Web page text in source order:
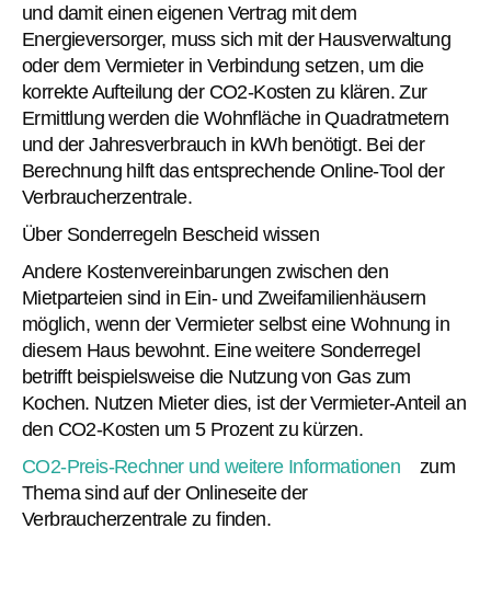
und damit einen eigenen Vertrag mit dem
Energieversorger, muss sich mit der Hausverwaltung
oder dem Vermieter in Verbindung setzen, um die
korrekte Aufteilung der CO2-Kosten zu klären. Zur
Ermittlung werden die Wohnfläche in Quadratmetern
und der Jahresverbrauch in kWh benötigt. Bei der
Berechnung hilft das entsprechende Online-Tool der
Verbraucherzentrale.
Über Sonderregeln Bescheid wissen
Andere Kostenvereinbarungen zwischen den
Mietparteien sind in Ein- und Zweifamilienhäusern
möglich, wenn der Vermieter selbst eine Wohnung in
diesem Haus bewohnt. Eine weitere Sonderregel
betrifft beispielsweise die Nutzung von Gas zum
Kochen. Nutzen Mieter dies, ist der Vermieter-Anteil an
den CO2-Kosten um 5 Prozent zu kürzen.
CO2-Preis-Rechner und weitere Informationen
zum
Thema sind auf der Onlineseite der
Verbraucherzentrale zu finden.